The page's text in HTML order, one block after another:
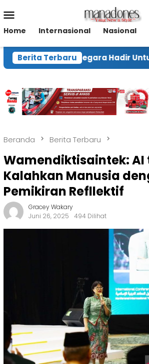
ke
kontenMobile
Home Internasional Nasional
Berita Terbaru
Pastikan Negara Hadir Untuk
Beranda Berita Terbaru
Wamendiktisaintek: AI
Kalahkan Manusia
Pemikiran Refllektif
Gracey Wakary
Juni 26, 2025
494 Dilihat